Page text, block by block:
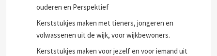
ouderen en Perspektief
Kerststukjes maken met tieners, jongeren en
volwassenen uit de wijk, voor wijkbewoners.
Kerststukjes maken voor jezelf en voor iemand uit